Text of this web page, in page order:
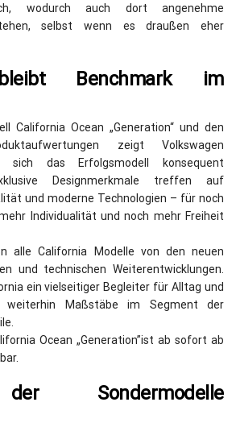
wodurch auch dort angenehme
selbst wenn es draußen eher
Benchmark im
California Ocean „Generation“ und den
zeigt Volkswagen
sich das Erfolgsmodell konsequent
Designmerkmale treffen auf
und moderne Technologien – für noch
Individualität und noch mehr Freiheit
alle California Modelle von den neuen
und technischen Weiterentwicklungen.
ein vielseitiger Begleiter für Alltag und
Maßstäbe im Segment der
Ocean „Generation”ist ab sofort ab
Sondermodelle